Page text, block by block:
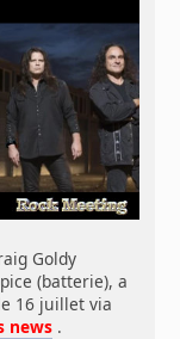
Goldy
(batterie), a
16 juillet via
news .